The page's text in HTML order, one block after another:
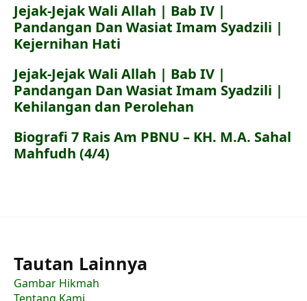
Jejak-Jejak Wali Allah | Bab IV |
Pandangan Dan Wasiat Imam Syadzili |
Kejernihan Hati
Jejak-Jejak Wali Allah | Bab IV |
Pandangan Dan Wasiat Imam Syadzili |
Kehilangan dan Perolehan
Biografi 7 Rais Am PBNU – KH. M.A. Sahal
Mahfudh (4/4)
Tautan Lainnya
Gambar Hikmah